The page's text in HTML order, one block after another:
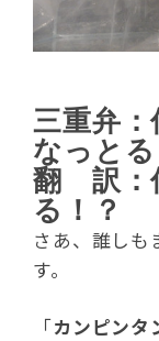
三重弁
なっとる
翻 訳：
る！？
さあ、誰しも
す。
「カンピンタ